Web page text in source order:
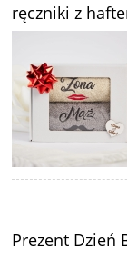
ręczniki z
Prezent Dzień